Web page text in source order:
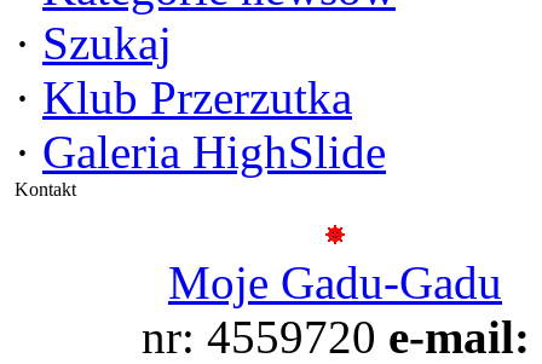
· Szukaj
· Klub Przerzutka
· Galeria HighSlide
Kontakt
Moje Gadu-Gadu
nr: 4559720 e-mail: